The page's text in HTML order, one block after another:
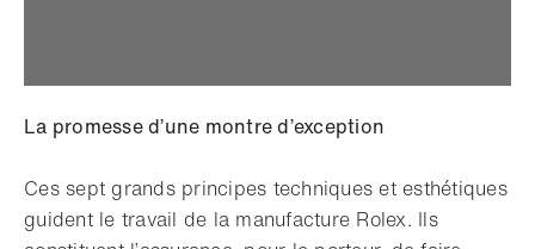
La promesse d’une montre d’exception
Ces sept grands principes techniques et esthétiques
guident le travail de la manufacture Rolex. Ils